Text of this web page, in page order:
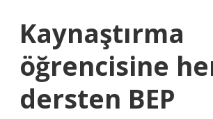
Kaynaştırma
öğrencisine
dersten BEP